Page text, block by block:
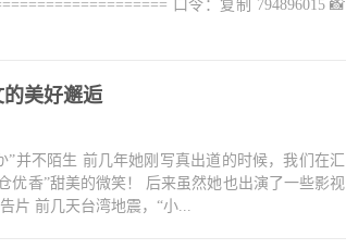
口令：复制 794896015 📸
美好邂逅
并不陌生 前几年她刚写真出道的时候，我们在汇
优香”甜美的微笑！ 后来虽然她也出演了一些影视
片 前几天台湾地震，“小...